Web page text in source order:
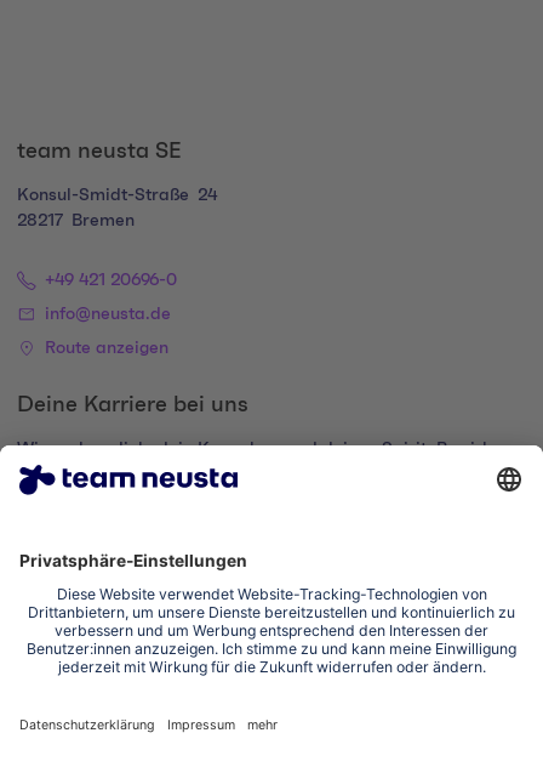
team neusta SE
Konsul-Smidt-Straße
24
28217
Bremen
+49 421 20696-0
info@neusta.de
Route anzeigen
Deine Karriere bei uns
Wir suchen dich, dein Know-how und deinen Spirit. Bewirb
dich und komm zur digital family.
Zum Karriere-Portal
Impressum Datenschutzerklärung
Cookie-Einstellungen Erklärung zur Barrierefreiheit